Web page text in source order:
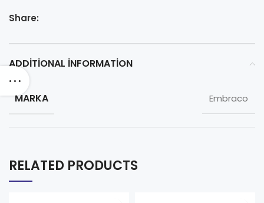
Share:
ADDITIONAL INFORMATION
MARKA Embraco
RELATED PRODUCTS